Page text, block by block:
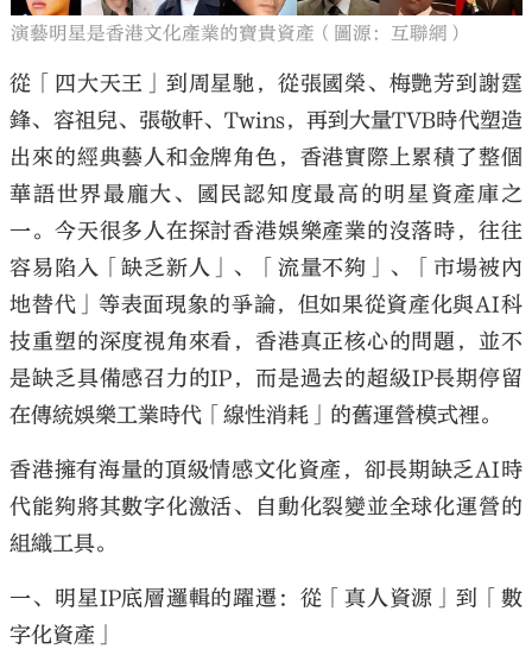
演藝明星是香港文化產業的寶貴資產（圖源：互聯網）
從「四大天王」到周星馳，從張國榮、梅艷芳到謝霆
鋒、容祖兒、張敬軒、 Twins，再到大量TVB時代塑造
出來的經典藝人和金牌角色，香港實際上累積了整個
華語世界最龐大、國民認知度最高的明星資產庫之
一。今天很多人在探討香港娛樂產業的沒落時，往往
容易陷入「缺乏新人」、「流量不夠」、「市場被內
地替代」等表面現象的爭論，但如果從資產化與AI科
技重塑的深度視角來看，香港真正核心的問題，並不
是缺乏具備感召力的IP，而是過去的超級IP長期停留
在傳統娛樂工業時代「線性消耗」的舊運營模式裡。
香港擁有海量的頂級情感文化資產，卻長期缺乏AI時
代能夠將其數字化激活、自動化裂變並全球化運營的
組織工具。
一、明星IP底層邏輯的躍遷：從「真人資源」到「數
字化資產」